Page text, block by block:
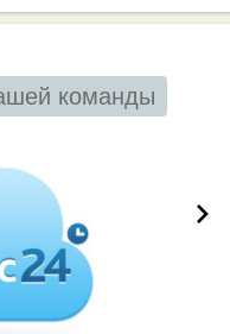
команды